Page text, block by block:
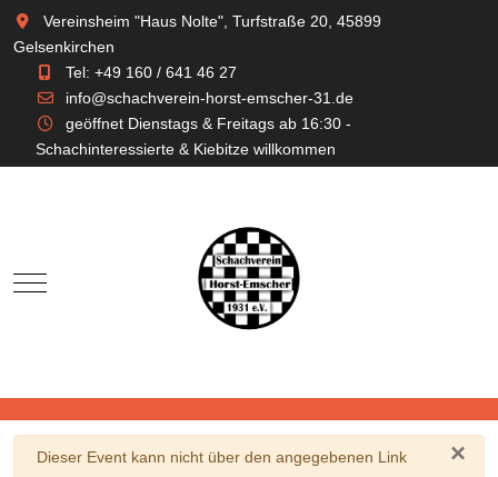
Vereinsheim "Haus Nolte", Turfstraße 20, 45899
Gelsenkirchen
Tel: +49 160 / 641 46 27
info@schachverein-horst-emscher-31.de
geöffnet Dienstags & Freitags ab 16:30 -
Schachinteressierte & Kiebitze willkommen
Mobile Menu Toggle
×
Warnung
Dieser Event kann nicht über den angegebenen Link